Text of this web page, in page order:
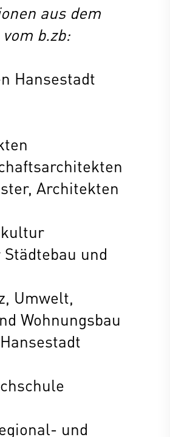
aus dem
b.zb:
Hansestadt
Architekten
und
Umwelt,
Wohnungsbau
und